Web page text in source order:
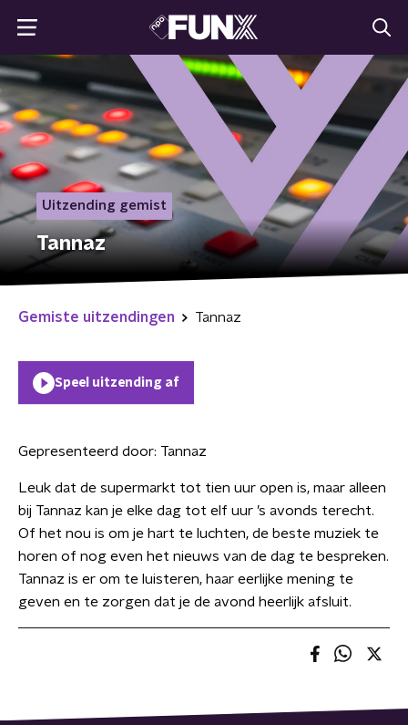
Uitzending gemist
Tannaz
Gemiste uitzendingen Tannaz
Speel uitzending af
Gepresenteerd door: Tannaz
Leuk dat de supermarkt tot tien uur open is, maar alleen
bij Tannaz kan je elke dag tot elf uur ’s avonds terecht.
Of het nou is om je hart te luchten, de beste muziek te
horen of nog even het nieuws van de dag te bespreken.
Tannaz is er om te luisteren, haar eerlijke mening te
geven en te zorgen dat je de avond heerlijk afsluit.